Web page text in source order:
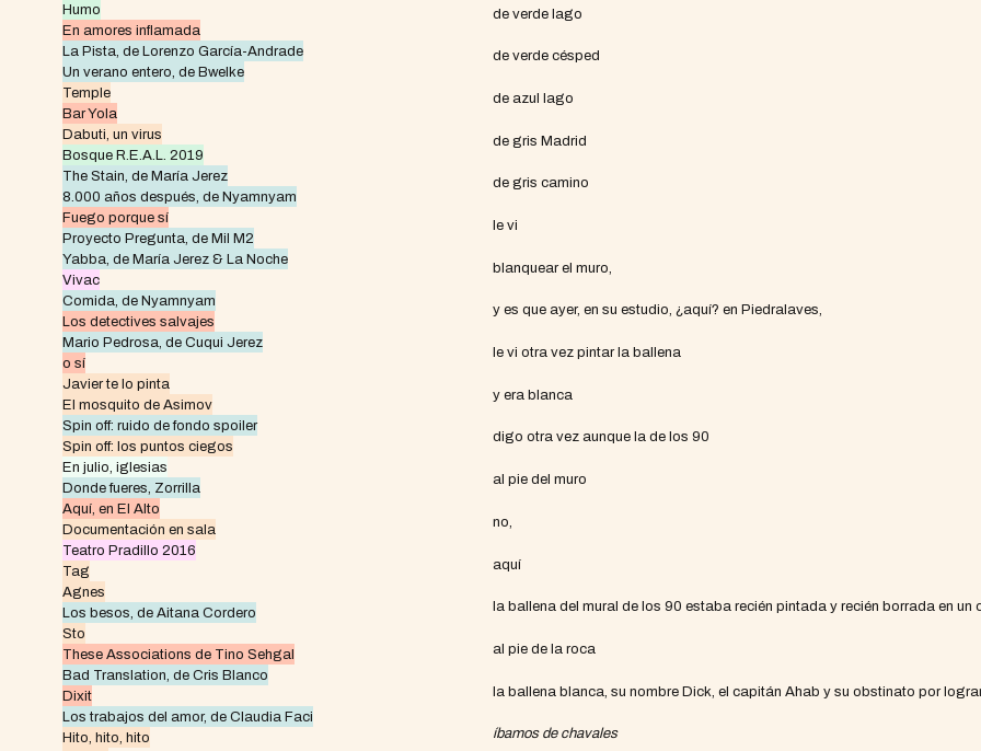
Humo
En amores inflamada
La Pista, de Lorenzo García-Andrade
Un verano entero, de Bwelke
Temple
Bar Yola
Dabuti, un virus
Bosque R.E.A.L. 2019
The Stain, de María Jerez
8.000 años después, de Nyamnyam
Fuego porque sí
Proyecto Pregunta, de Mil M2
Yabba, de María Jerez & La Noche
Vivac
Comida, de Nyamnyam
Los detectives salvajes
Mario Pedrosa, de Cuqui Jerez
o sí
Javier te lo pinta
El mosquito de Asimov
Spin off: ruido de fondo spoiler
Spin off: los puntos ciegos
En julio, iglesias
Donde fueres, Zorrilla
Aquí, en El Alto
Documentación en sala
Teatro Pradillo 2016
Tag
Agnes
Los besos, de Aitana Cordero
Sto
These Associations de Tino Sehgal
Bad Translation, de Cris Blanco
Dixit
Los trabajos del amor, de Claudia Faci
Hito, hito, hito
de verde lago
de verde césped
de azul lago
de gris Madrid
de gris camino
le vi
blanquear el muro,
y es que ayer, en su estudio, ¿aquí? en Piedralaves,
le vi otra vez pintar la ballena
y era blanca
digo otra vez aunque la de los 90
al pie del muro
no,
aquí
la ballena del mural de los 90 estaba recién pintada y recién borrada en
al pie de la roca
la ballena blanca, su nombre Dick, el capitán Ahab y su obstinato por
íbamos de chavales